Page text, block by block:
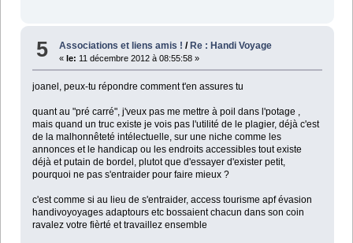
5 Associations et liens amis ! /Re : Handi Voyage
«le: 11 décembre 2012 à 08:55:58 »
joanel, peux-tu répondre comment t'en assures tu
quant au "pré carré", j'veux pas me mettre à poil dans l'potage ,
mais quand un truc existe je vois pas l'utilité de le plagier, déjà c'est
de la malhonnêteté intélectuelle, sur une niche comme les
annonces et le handicap ou les endroits accessibles tout existe
déjà et putain de bordel, plutot que d'essayer d'exister petit,
pourquoi ne pas s'entraider pour faire mieux ?
c'est comme si au lieu de s'entraider, access tourisme apf évasion
handivoyoyages adaptours etc bossaient chacun dans son coin
ravalez votre fièrté et travaillez ensemble